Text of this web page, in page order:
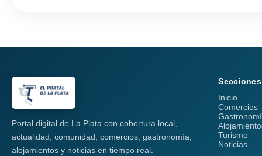
Portal digital de La Plata con cobertura local,
actualidad, comunidad, comercios, gastronomía,
alojamientos y noticias en tiempo real.
Secciones
Inicio
Comercios
Turismo
Noticias